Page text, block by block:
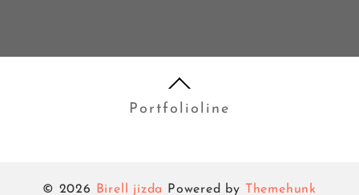
Portfolioline
© 2026 Birell jizda Powered by Themehunk